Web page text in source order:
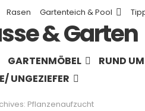
Rasen Gartenteich & Pool
GARTENMÖBEL
RUND
UNGEZIEFER
Pflanzenaufzucht